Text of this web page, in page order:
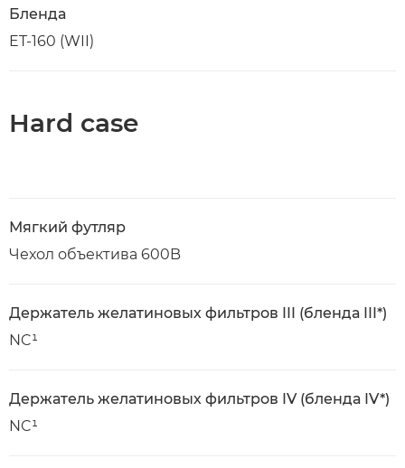
Бленда
ET-160 (WII)
Hard case
Мягкий футляр
Чехол объектива 600B
Держатель желатиновых фильтров III (бленда III*)
NC¹
Держатель желатиновых фильтров IV (бленда IV*)
NC¹